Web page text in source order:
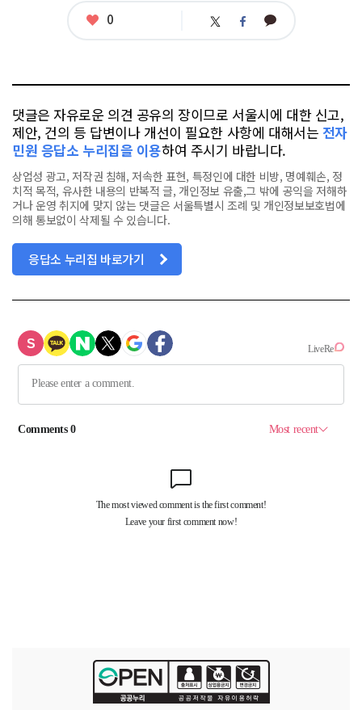
좋
0 트 페 카
댓글은 자유로운 의견 공유의 장이므로 서울시에 대한 신고,
제안, 건의 등 답변이나 개선이 필요한 사항에 대해서는 전자
민원 응답소 누리집을 이용하여 주시기 바랍니다.
상업성 광고, 저작권 침해, 저속한 표현, 특정인에 대한 비방, 명예훼손, 정
치적 목적, 유사한 내용의 반복적 글, 개인정보 유출,그 밖에 공익을 저해하
거나 운영 취지에 맞지 않는 댓글은 서울특별시 조례 및 개인정보보호법에
의해 통보없이 삭제될 수 있습니다.
응답소 누리집 바로가기